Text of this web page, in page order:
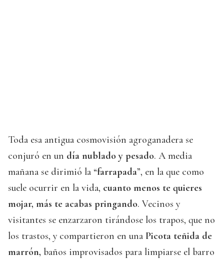
Toda esa antigua cosmovisión agroganadera se
conjuró en un día nublado y pesado. A media
mañana se dirimió la “farrapada”, en la que como
suele ocurrir en la vida, cuanto menos te quieres
mojar, más te acabas pringando. Vecinos y
visitantes se enzarzaron tirándose los trapos, que no
los trastos, y compartieron en una Picota teñida de
marrón, baños improvisados para limpiarse el barro